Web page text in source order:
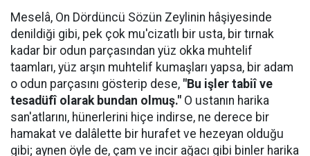
Meselâ, On Dördüncü Sözün Zeylinin hâşiyesinde
denildiği gibi, pek çok mu'cizatlı bir usta, bir tırnak
kadar bir odun parçasından yüz okka muhtelif
taamları, yüz arşın muhtelif kumaşları yapsa, bir adam
o odun parçasını gösterip dese, "Bu işler tabiî ve
tesadüfî olarak bundan olmuş." O ustanın harika
san'atlarını, hünerlerini hiçe indirse, ne derece bir
hamakat ve dalâlette bir hurafet ve hezeyan olduğu
gibi; aynen öyle de, çam ve incir ağacı gibi binler harika